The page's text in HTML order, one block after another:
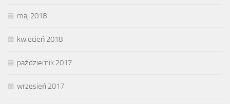
maj 2018
kwiecień 2018
październik 2017
wrzesień 2017